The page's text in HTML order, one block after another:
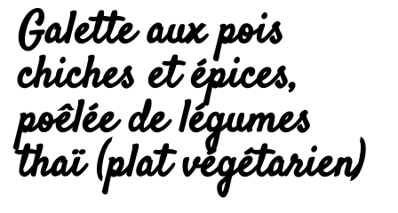
Galette aux pois
chiches et épices,
poêlée de légumes
thaï (plat végétarien)